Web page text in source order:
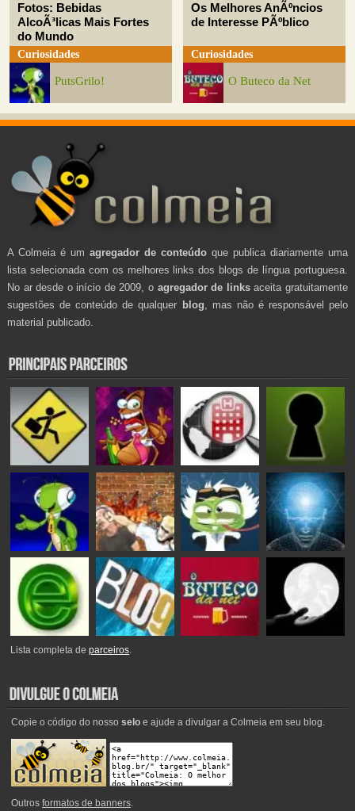
Fotos: Bebidas
AlcoÃ³licas Mais Fortes
do Mundo
Curiosidades
PutsGrilo!
Os Melhores AnÃºncios
de Interesse PÃºblico
Curiosidades
O Buteco da Net
A Colmeia é um agregador de conteúdo que publica diariamente uma
lista selecionada com os melhores links dos blogs de língua portuguesa.
No ar desde o início de 2009, o agregador de linksaceita gratuitamente
sugestões de conteúdo de qualquer blog , mas não é responsável pelo
material publicado.
Lista completa deparceiros.
Copie o código do nosso seloe ajude a divulgar a Colmeia em seu blog.
Outros formatos de banners.